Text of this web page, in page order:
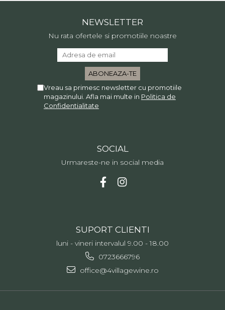
NEWSLETTER
Nu rata ofertele si promotiile noastre
Vreau sa primesc newsletter cu promotiile
magazinului. Afla mai multe in Politica de
Confidentialitate
SOCIAL
Urmareste-ne in social media
SUPORT CLIENTI
luni - vineri intervalul 9.00 - 18.00
0723666796
office@4villagewine.ro